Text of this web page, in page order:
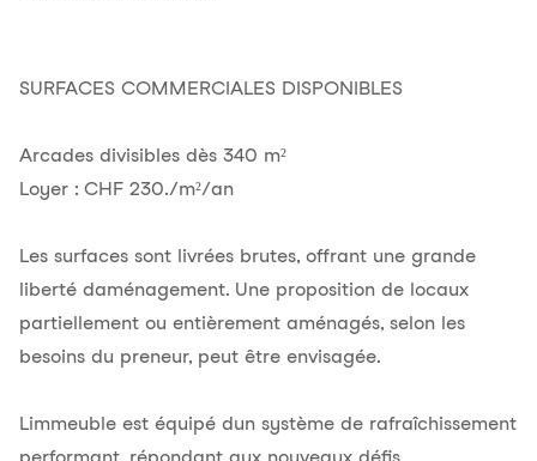
SURFACES COMMERCIALES DISPONIBLES
Arcades divisibles dès 340 m²
Loyer : CHF 230./m²/an
Les surfaces sont livrées brutes, offrant une grande
liberté daménagement. Une proposition de locaux
partiellement ou entièrement aménagés, selon les
besoins du preneur, peut être envisagée.
Limmeuble est équipé dun système de rafraîchissement